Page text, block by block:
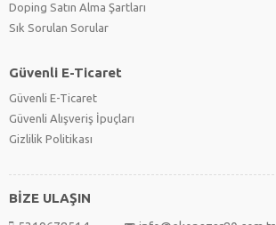
Doping Satın Alma Şartları
Sık Sorulan Sorular
Güvenli E-Ticaret
Güvenli E-Ticaret
Güvenli Alışveriş İpuçları
Gizlilik Politikası
BİZE ULAŞIN